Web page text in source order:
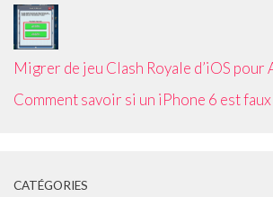
Migrer de jeu Clash Royale d’iOS pour
Comment savoir si un iPhone 6 est faux
CATÉGORIES